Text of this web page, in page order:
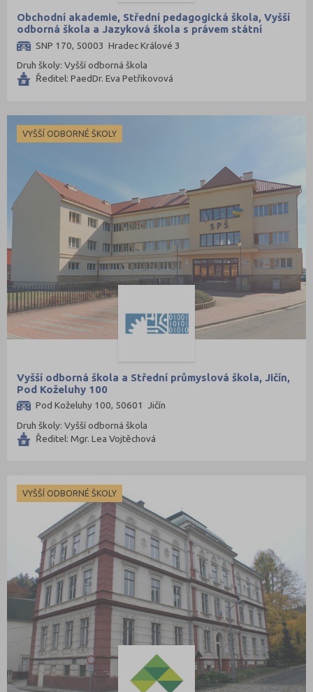
Obchodní akademie, Střední pedagogická škola, Vyšší
odborná škola a Jazyková škola s právem státní
jazykové zkoušky, s.r.o.
SNP 170, 50003 Hradec Králové 3
Druh školy: Vyšší odborná škola
Ředitel: PaedDr. Eva Petřikovová
VYŠŠÍ ODBORNÉ ŠKOLY
Vyšší odborná škola a Střední průmyslová škola, Jičín,
Pod Koželuhy 100
Pod Koželuhy 100, 50601 Jičín
Druh školy: Vyšší odborná škola
Ředitel: Mgr. Lea Vojtěchová
VYŠŠÍ ODBORNÉ ŠKOLY